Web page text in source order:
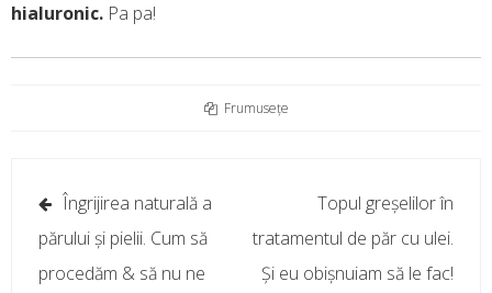
hialuronic. Pa pa!
Frumusețe
Navigare
în
articole
Îngrijirea naturală a
părului și pielii. Cum să
procedăm & să nu ne
Topul greșelilor în
tratamentul de păr cu ulei.
Și eu obișnuiam să le fac!